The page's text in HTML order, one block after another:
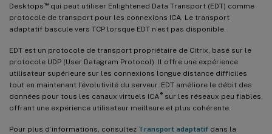
Desktops ™qui peut utiliser Enlightened Data Transport (EDT) comme
protocole de transport pour les connexions ICA. Le transport
adaptatif bascule vers TCP lorsque EDT n’est pas disponible.
EDT est un protocole de transport propriétaire de Citrix, basé sur le
protocole UDP (User Datagram Protocol). Il offre une expérience
utilisateur supérieure sur les connexions longue distance difficiles
tout en maintenant l’évolutivité du serveur. EDT améliore le débit des
données pour tous les canaux virtuels ICA ®sur les réseaux peu fiables,
offrant une expérience utilisateur meilleure et plus cohérente.
Pour plus d’informations, consultez Transport adaptatif dans la